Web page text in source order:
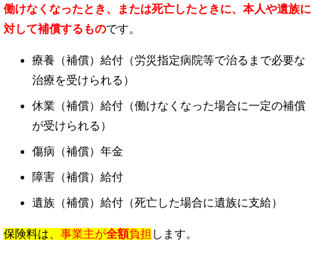
働けなくなったとき、または死亡したときに、本人や遺族に
対して補償するものです。
療養（補償）給付（労災指定病院等で治るまで必要な
治療を受けられる）
休業（補償）給付（働けなくなった場合に一定の補償
が受けられる）
傷病（補償）年金
障害（補償）給付
遺族（補償）給付（死亡した場合に遺族に支給）
保険料は、 事業主が全額負担 します。